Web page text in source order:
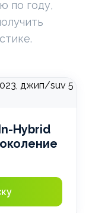
по году,
Hybrid